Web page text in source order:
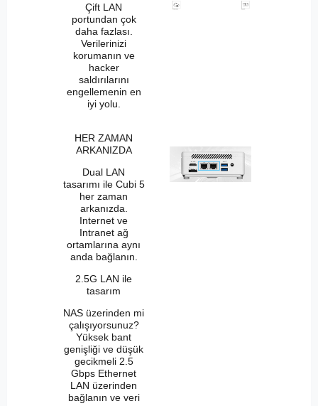
Çift LAN
portundan çok
daha fazlası.
Verilerinizi
korumanın ve
hacker
saldırılarını
engellemenin en
iyi yolu.
HER ZAMAN
ARKANIZDA
Dual LAN
tasarımı ile Cubi 5
her zaman
arkanızda.
Internet ve
Intranet ağ
ortamlarına aynı
anda bağlanın.
2.5G LAN ile
tasarım
NAS üzerinden mi
çalışıyorsunuz?
Yüksek bant
genişliği ve düşük
gecikmeli 2.5
Gbps Ethernet
LAN üzerinden
bağlanın ve veri